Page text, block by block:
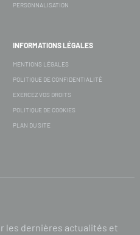
PERSONNALISATION
INFORMATIONS LÉGALES
MENTIONS LÉGALES
POLITIQUE DE CONFIDENTIALITÉ
EXERCEZ VOS DROITS
POLITIQUE DE COOKIES
PLAN DU SITE
les dernières actualités et